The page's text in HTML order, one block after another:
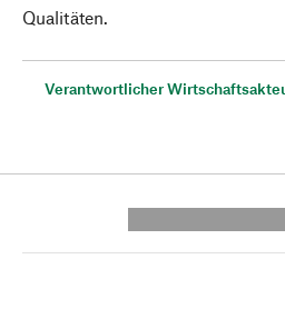
Qualitäten.
Verantwortlicher